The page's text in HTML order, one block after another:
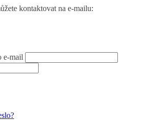
kontaktovat na e-mailu:
e-mail